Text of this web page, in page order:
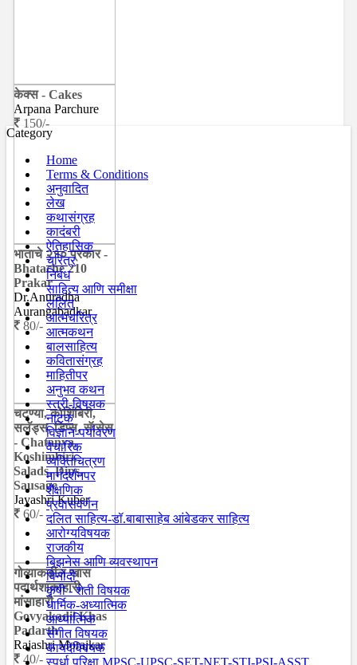
केक्स - Cakes
Arpana Parchure
150/-
भाताचे २१० प्रकार -
Bhatache 210
Prakar
Dr.Anuradha
Aurangabadkar
80/-
चटण्या, कोशिंबिरी,
सलॅड्स, डिप्स, सॅासेस
- Chatanya,
Koshimbiri,
Salads, Dips,
Sausage
Jayashri Kuber
60/-
गोव्याकडील खास
पदार्थशाकाहारी-
मांसाहारी -
Govyakadil Khas
Padarth
Rajashri Morajkar
40/-
Category
Home
Terms & Conditions
अनुवादित
लेख
कथासंग्रह
कादंबरी
ऐतिहासिक
चरित्र
निबंध
साहित्य आणि समीक्षा
ललित
आत्मचरित्र
आत्मकथन
बालसाहित्य
कवितासंग्रह
माहितीपर
अनुभव कथन
स्त्री-विषयक
नाटक
विज्ञान-पर्यावरण
वैचारिक
व्यक्तिचित्रण
मार्गदर्शनपर
शैक्षणिक
प्रवासवर्णन
दलित साहित्य-डॉ.बाबासाहेब आंबेडकर साहित्य
आरोग्यविषयक
राजकीय
बिझनेस आणि व्यवस्थापन
विनोदी
कृषी - शेती विषयक
धार्मिक-अध्यात्मिक
आध्यात्मिक
संगीत विषयक
कायदेविषयक
स्पर्धा परिक्षा MPSC-UPSC-SET-NET-STI-PSI-ASST